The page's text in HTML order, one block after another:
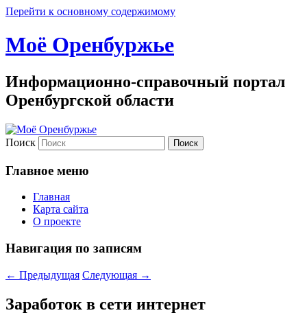
Перейти к основному содержимому
Моё Оренбуржье
Информационно-справочный портал
Оренбургской области
Поиск
Главное меню
Главная
Карта сайта
О проекте
Навигация по записям
← Предыдущая Следующая →
Заработок в сети интернет